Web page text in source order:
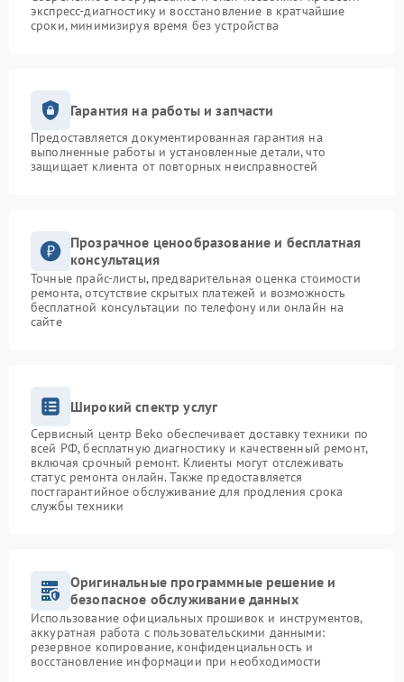
экспресс-диагностику и восстановление в кратчайшие
сроки, минимизируя время без устройства
Гарантия на работы и запчасти
Предоставляется документированная гарантия на
выполненные работы и установленные детали, что
защищает клиента от повторных неисправностей
Прозрачное ценообразование и бесплатная
консультация
Точные прайс-листы, предварительная оценка стоимости
ремонта, отсутствие скрытых платежей и возможность
бесплатной консультации по телефону или онлайн на
сайте
Широкий спектр услуг
Сервисный центр Beko обеспечивает доставку техники по
всей РФ, бесплатную диагностику и качественный ремонт,
включая срочный ремонт. Клиенты могут отслеживать
статус ремонта онлайн. Также предоставляется
постгарантийное обслуживание для продления срока
службы техники
Оригинальные программные решение и
безопасное обслуживание данных
Использование официальных прошивок и инструментов,
аккуратная работа с пользовательскими данными:
резервное копирование, конфиденциальность и
восстановление информации при необходимости